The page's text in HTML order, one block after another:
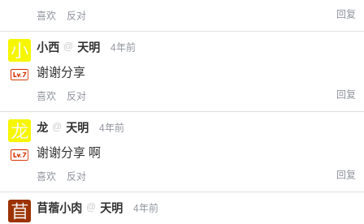
喜欢 反对 回复
小西 @ 天明 4年前
谢谢分享
喜欢 反对 回复
龙 @ 天明 4年前
谢谢分享 啊
喜欢 反对 回复
苜蓿小肉 @ 天明 4年前